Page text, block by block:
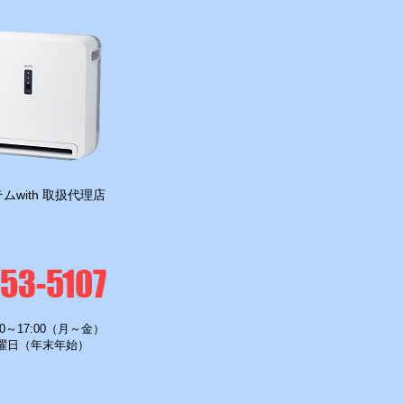
with 取扱代理店
5107
17:00（月～金）
日（年末年始）